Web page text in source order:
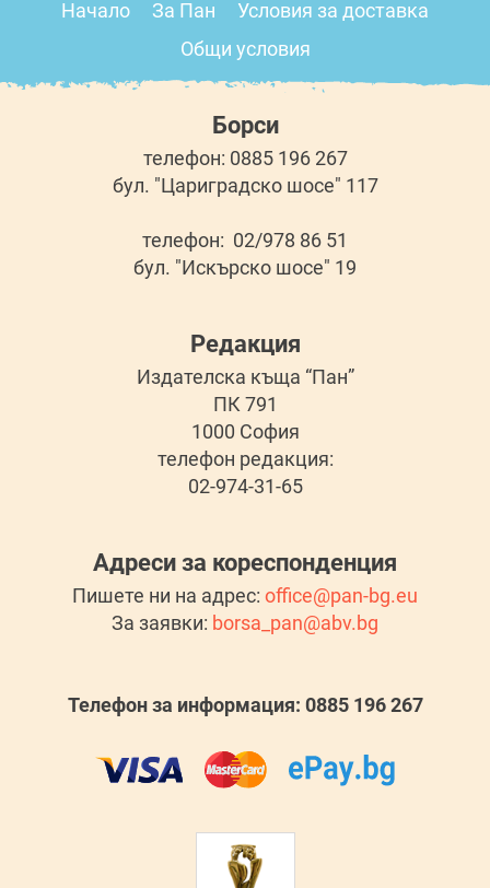
Начало За Пан
Условия за доставка
Общи условия
Борси
телефон: 0885 196 267
бул. "Цариградско шосе" 117
телефон: 02/978 86 51
бул. "Искърско шосе" 19
Редакция
Издателска къща “Пан”
ПК 791
1000 София
телефон редакция:
02-974-31-65
Адреси за кореспонденция
Пишете ни на адрес: office@pan-bg.eu
За заявки: borsa_pan@abv.bg
Телефон за информация: 0885 196 267